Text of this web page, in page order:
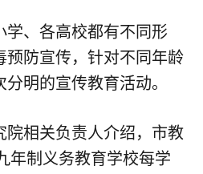
学、各高校都有不同形
预防宣传，针对不同年龄
明的宣传教育活动。
院相关负责人介绍，市教
年制义务教育学校每学